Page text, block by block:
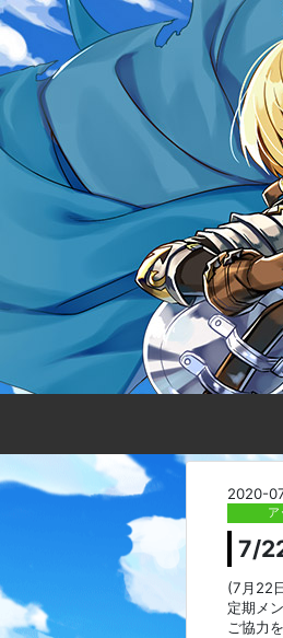
2020-
ア
7/
(7月22
定期メ
ご協力